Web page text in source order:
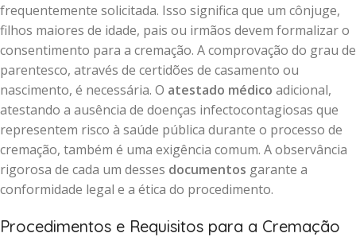
frequentemente solicitada. Isso significa que um cônjuge,
filhos maiores de idade, pais ou irmãos devem formalizar o
consentimento para a cremação. A comprovação do grau de
parentesco, através de certidões de casamento ou
nascimento, é necessária. O atestado médico adicional,
atestando a ausência de doenças infectocontagiosas que
representem risco à saúde pública durante o processo de
cremação, também é uma exigência comum. A observância
rigorosa de cada um desses documentos garante a
conformidade legal e a ética do procedimento.
Procedimentos e Requisitos para a Cremação